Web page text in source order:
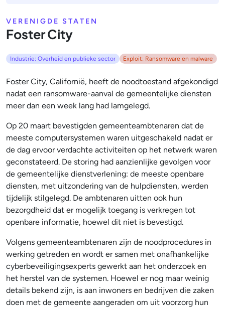
VERENIGDE STATEN
Foster City
Industrie: Overheid en publieke sector Exploit: Ransomware en malware
Foster City, Californië, heeft de noodtoestand afgekondigd
nadat een ransomware-aanval de gemeentelijke diensten
meer dan een week lang had lamgelegd.
Op 20 maart bevestigden gemeenteambtenaren dat de
meeste computersystemen waren uitgeschakeld nadat er
de dag ervoor verdachte activiteiten op het netwerk waren
geconstateerd. De storing had aanzienlijke gevolgen voor
de gemeentelijke dienstverlening: de meeste openbare
diensten, met uitzondering van de hulpdiensten, werden
tijdelijk stilgelegd. De ambtenaren uitten ook hun
bezorgdheid dat er mogelijk toegang is verkregen tot
openbare informatie, hoewel dit niet is bevestigd.
Volgens gemeenteambtenaren zijn de noodprocedures in
werking getreden en wordt er samen met onafhankelijke
cyberbeveiligingsexperts gewerkt aan het onderzoek en
het herstel van de systemen. Hoewel er nog maar weinig
details bekend zijn, is aan inwoners en bedrijven die zaken
doen met de gemeente aangeraden om uit voorzorg hun